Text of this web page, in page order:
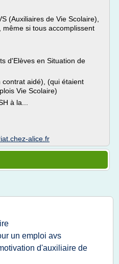
(Auxiliaires de Vie Scolaire),
si tous accomplissent
d'Elèves en Situation de
contrat aidé), (qui étaient
Vie Scolaire)
à la...
alice.fr
un emploi avs
d'auxiliaire de